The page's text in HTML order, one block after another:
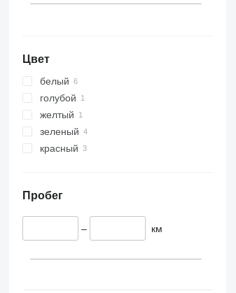
Цвет
белый
голубой
желтый
зеленый
красный
Пробег
– км